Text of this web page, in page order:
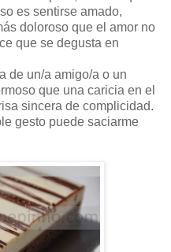
es sentirse amado,
doloroso que el amor no
que se degusta en
de un/a amigo/a o un
que una caricia en el
sincera de complicidad.
gesto puede saciarme